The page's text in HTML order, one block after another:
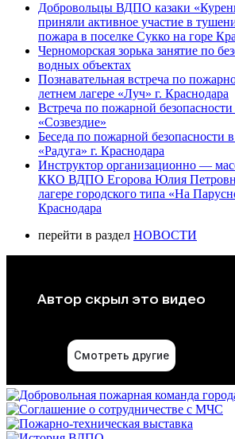
Добровольцы ВДПО казаки
приняли активное участие в
пожара в поселке Сукко на горе
Черноморская зорька занятие по
водных объектах
Познавательная встреча по
летнем лагере «Луч» г. Краснодара
Встреча по пожарной безопасности
«Созвездие»
Беседа по пожарной безопасности
«Радуга» г. Краснодара
Инструктор организационно —
ККО ВДПО Егорова Юлия
лагере городского типа «На
Краснодара
перейти в раздел НОВОСТИ